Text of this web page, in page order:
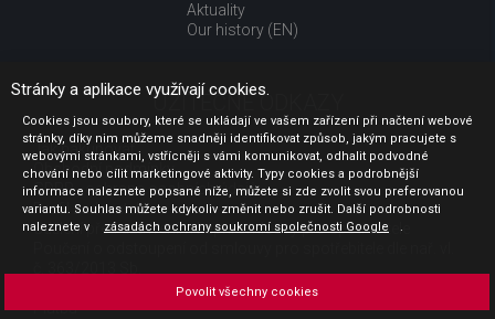
Aktuality
Our history (EN)
UŽITEČNÉ ODKAZY
Jak nakupovat
Obchodní podmínky
GDPR - ochrana osobních údajů
Profil zadavatele
Sdělení před uzavřením kupní smlouvy pro spotřebitele
Platba
Stránky a aplikace využívají cookies.
Cookies jsou soubory, které se ukládají ve vašem zařízení při načtení webové
stránky, díky nim můžeme snadněji identifikovat způsob, jakým pracujete s
webovými stránkami, vstřícněji s vámi komunikovat, odhalit podvodné
chování nebo cílit marketingové aktivity. Typy cookies a podrobnější
informace naleznete popsané níže, můžete si zde zvolit svou preferovanou
variantu. Souhlas můžete kdykoliv změnit nebo zrušit. Další podrobnosti
naleznete v
zásadách ochrany soukromí společnosti Google .
Povolit všechny cookies